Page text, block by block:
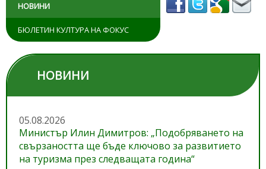
НОВИНИ
БЮЛЕТИН КУЛТУРА НА ФОКУС
НОВИНИ
05.08.2026
Министър Илин Димитров: „Подобряването на
свързаността ще бъде ключово за развитието
на туризма през следващата година“